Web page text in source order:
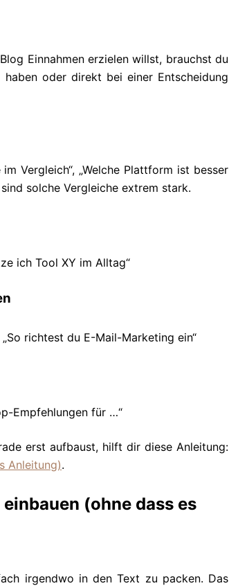
Einnahmen erzielen willst, brauchst du
oder direkt bei einer Entscheidung
Vergleich“, „Welche Plattform ist besser
solche Vergleiche extrem stark.
ich Tool XY im Alltag“
richtest du E-Mail-Marketing ein“
Empfehlungen für …“
erst aufbaust, hilft dir diese Anleitung:
Anleitung).
(ohne dass es
irgendwo in den Text zu packen. Das